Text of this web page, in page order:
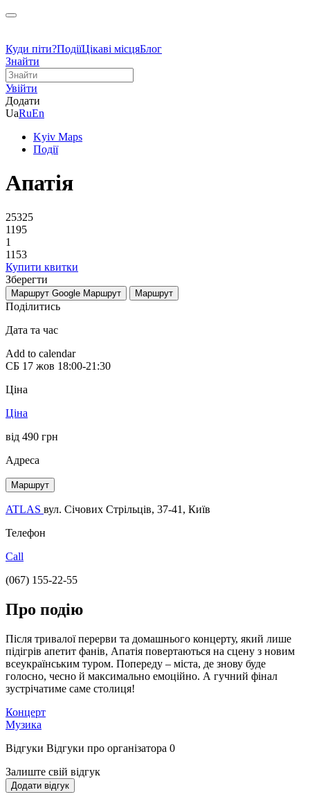
Куди піти?ПодіїЦікаві місцяБлог
Знайти
Увійти
Додати
UaRuEn
Kyiv Maps
Події
Апатія
25325
1195
1
1153
Купити квитки
Зберегти
Маршрут Google Маршрут Маршрут
Поділитись
Дата та час
Add to calendar
СБ 17 жов 18:00-21:30
Ціна
Ціна
від 490 грн
Адреса
Маршрут
ATLAS вул. Січових Стрільців, 37-41, Київ
Телефон
Call
(067) 155-22-55
Про подію
Після тривалої перерви та домашнього концерту, який лише
підігрів апетит фанів, Апатія повертаються на сцену з новим
всеукраїнським туром. Попереду – міста, де знову буде
голосно, чесно й максимально емоційно. А гучний фінал
зустрічатиме саме столиця!
Концерт
Музика
Відгуки Відгуки про організатора 0
Залиште свій відгук
Додати відгук